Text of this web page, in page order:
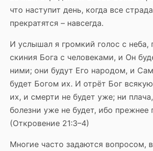
что наступит день, когда все
прекратятся – навсегда.
И услышал я громкий голос с неба,
скиния Бога с человеками, и Он
ними; они будут Его народом, и
будет Богом их. И отрёт Бог
их, и смерти не будет уже; ни
болезни уже не будет, ибо прежнее
(Откровение 21:3–4)
Многие часто задаются вопросом,